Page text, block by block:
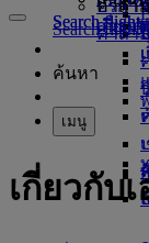
เกี่ยวกั
Search flight
สำรว
Search flight
บริกา
คำถา
คำถา
Search flight
ค้นหา
เมนู
เกี่ยวกับ